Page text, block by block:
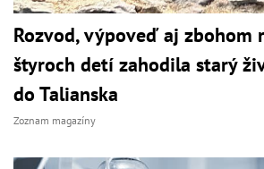
Rozvod, výpoveď aj zbohom
štyroch detí zahodila starý
do Talianska
Zoznam magazíny